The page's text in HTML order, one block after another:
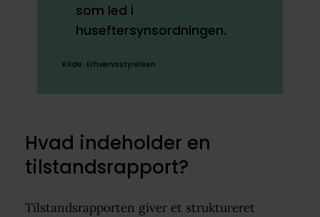
som led i
huseftersynsordningen.
Kilde: Erhvervsstyrelsen
Hvad indeholder en
tilstandsrapport?
Tilstandsrapporten giver et struktureret